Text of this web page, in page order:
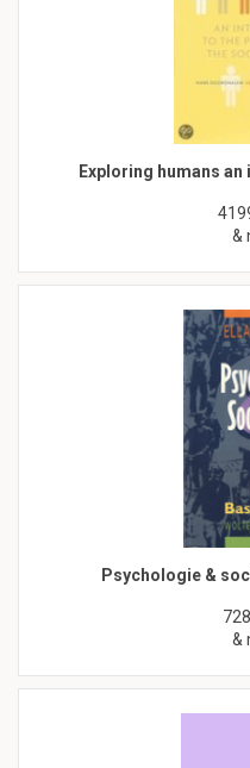
Exploring humans
&
Psychologie &
728
&